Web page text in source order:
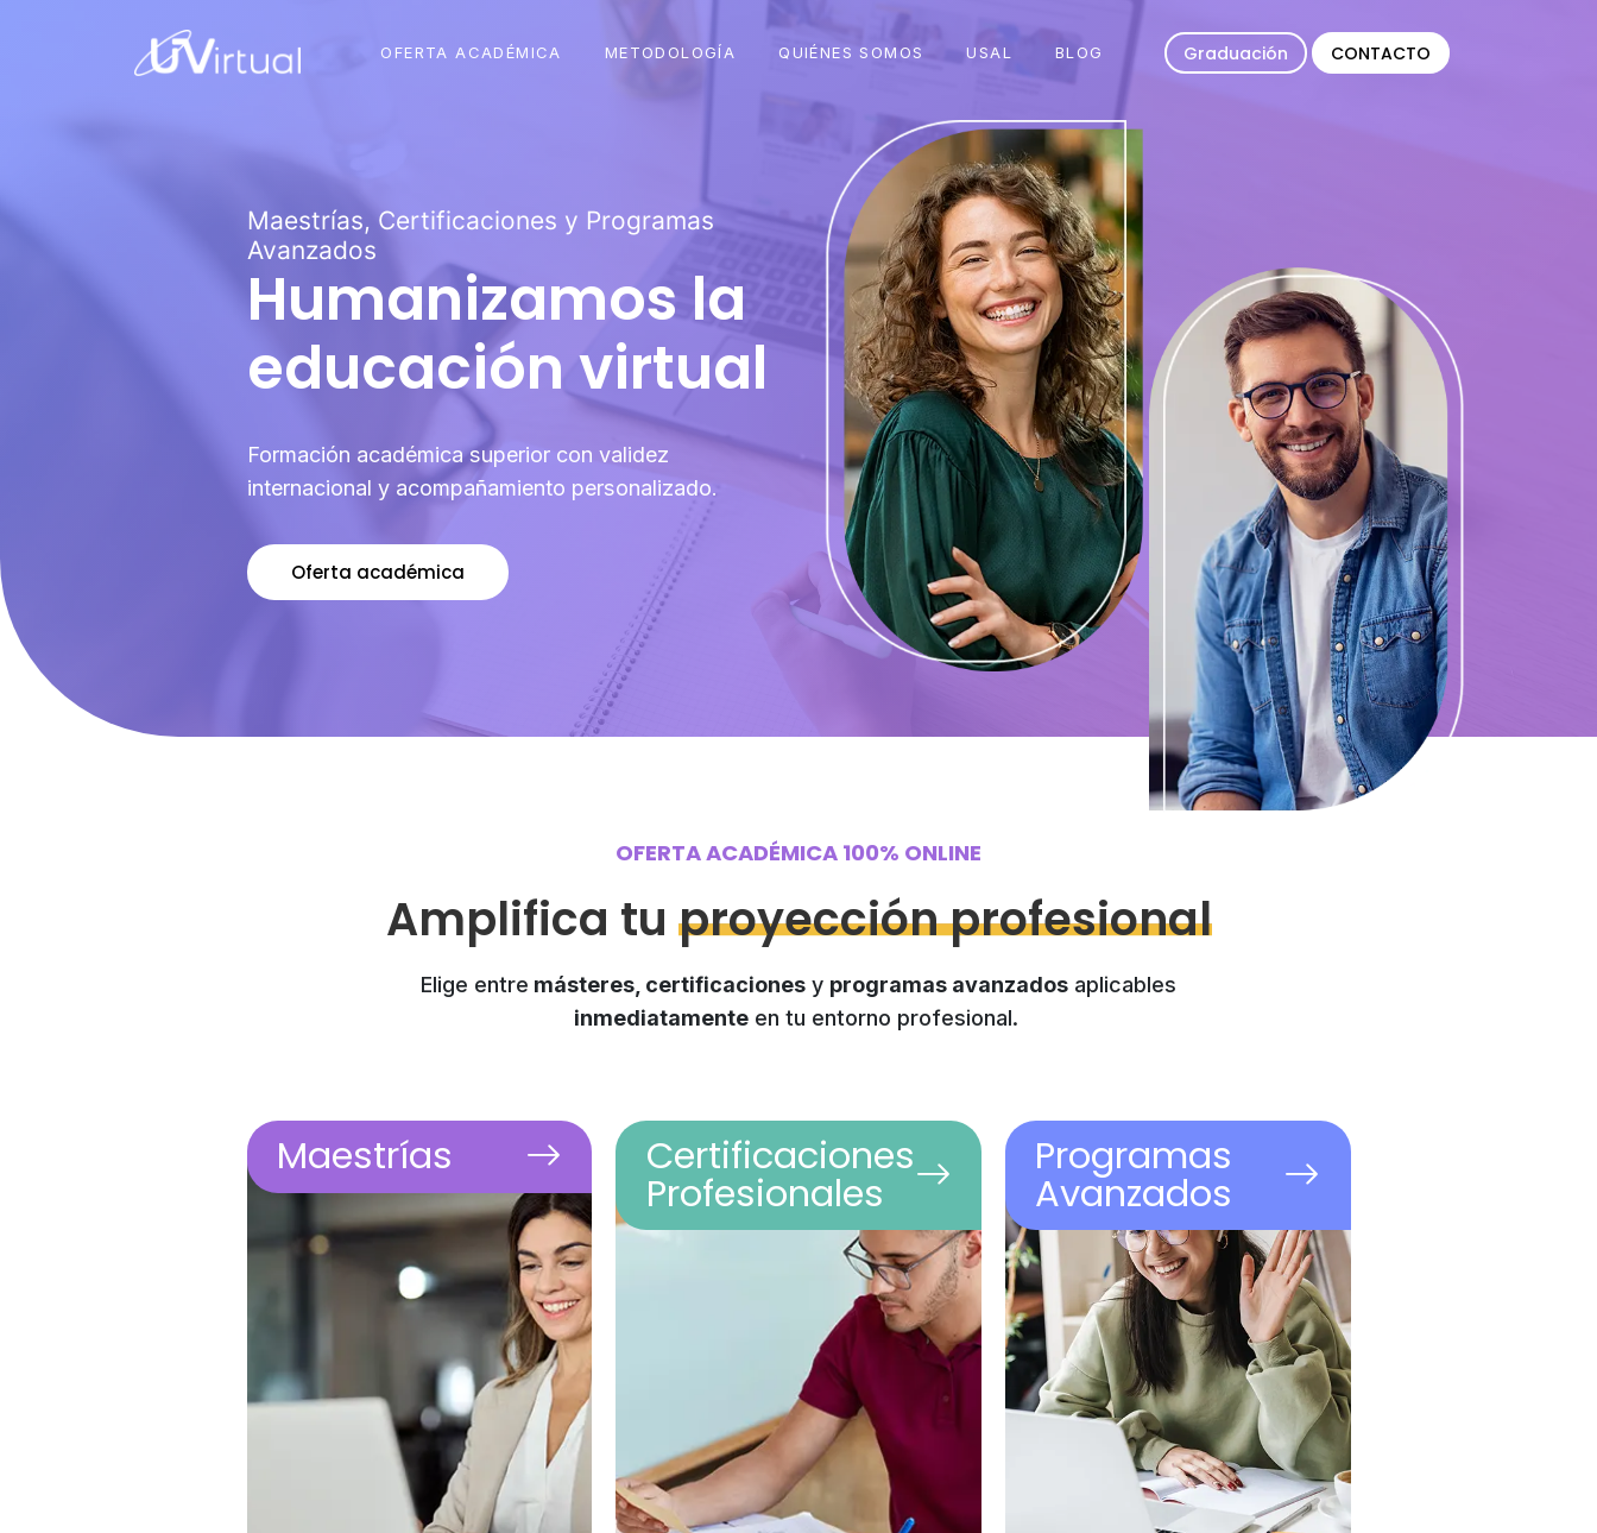
OFERTA ACADÉMICA METODOLOGÍA QUIÉNES SOMOS USAL BLOG Graduación CONTACTO
Maestrías, Certificaciones y Programas
Avanzados
Humanizamos la
educación virtual
Formación académica superior con validez
internacional y acompañamiento personalizado.
Oferta académica
OFERTA ACADÉMICA 100% ONLINE
Amplifica tu proyección profesional
Elige entre másteres, certificaciones y programas avanzados aplicables
inmediatamenteen tu entorno profesional.
Formaciones de posgrado con
título propio de la Universidad
de Salamanca. Diseñadas para
impulsar tu desarrollo
profesional con profundidad
académica, flexibilidad y una
visión global.
Universidad
de Salamanca
100%
online
Maestrías
corta duración para validar tus
competencias, adquirir nuevas
habilidades y avanzar en tu
trayectoria con el respaldo de la
Universidad de Salamanca.
Universidad
de Salamanca
online
Certificaciones
Profesionales
semanas, 100 % online,
enfocadas en la aplicación
inmediata de conocimientos
clave para tu práctica
profesional. Flexibles, ágiles y
con alto impacto.
100%
online
Programas
Avanzados